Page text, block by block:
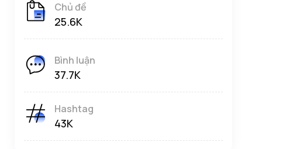
Chủ đề
25.6K
Bình luận
37.7K
Hashtag
43K